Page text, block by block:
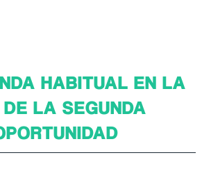
HABITUAL EN LA
LA SEGUNDA